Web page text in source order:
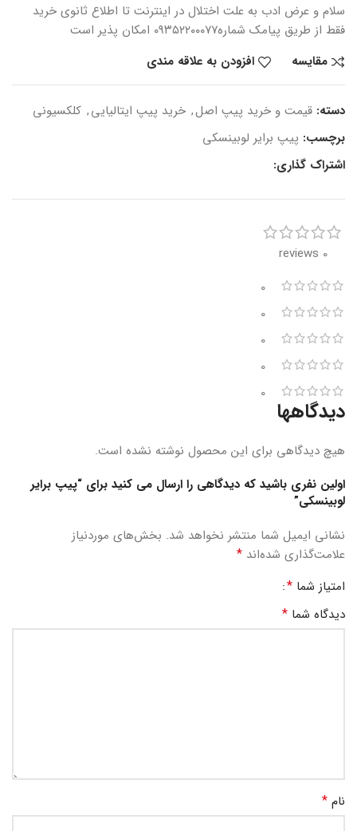
سلام و عرض ادب به علت اختلال در اینترنت تا اطلاع ثانوی خرید
فقط از طریق پیامک شماره۰۹۳۵۲۲۰۰۰۷۷ امکان پذیر است
مقایسه
افزودن به علاقه مندی
دسته: قیمت و خرید پیپ اصل, خرید پیپ ایتالیایی, کلکسیونی
برچسب: پیپ برایر لوبینسکی
اشتراک گذاری:
0 reviews
0
0
0
0
0
دیدگاهها
هیچ دیدگاهی برای این محصول نوشته نشده است.
اولین نفری باشید که دیدگاهی را ارسال می کنید برای “پیپ برایر
لوبینسکی”
نشانی ایمیل شما منتشر نخواهد شد. بخش‌های موردنیاز
علامت‌گذاری شده‌اند *
امتیاز شما *
دیدگاه شما *
نام *